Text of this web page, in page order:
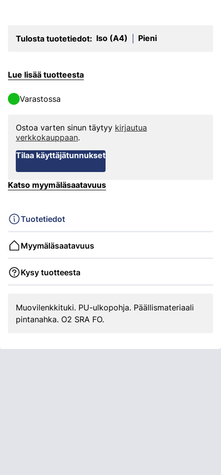
Tulosta tuotetiedot: Iso (A4) Pieni
Lue lisää tuotteesta
Varastossa
Ostoa varten sinun täytyy kirjautua
verkkokauppaan.
Tilaa käyttäjätunnukset
Katso myymäläsaatavuus
Tuotetiedot
Myymäläsaatavuus
Kysy tuotteesta
Muovilenkkituki. PU-ulkopohja. Päällismateriaali
pintanahka. O2 SRA FO.